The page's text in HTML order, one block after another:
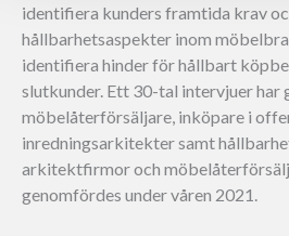
identifiera kunders framtida krav
hållbarhetsaspekter inom
identifiera hinder för hållbart
slutkunder. Ett 30-tal intervjuer har
möbelåterförsäljare, inköpare i
inredningsarkitekter samt
arkitektfirmor och
genomfördes under våren 2021.